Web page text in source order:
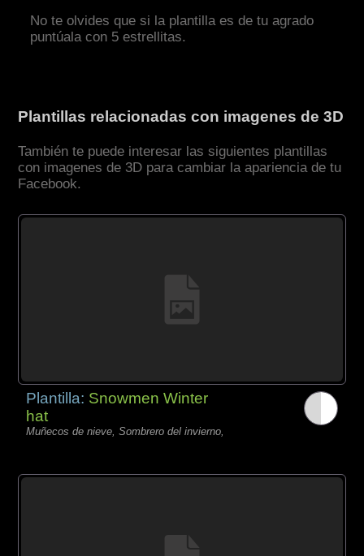
No te olvides que si la plantilla es de tu agrado
puntúala con 5 estrellitas.
Plantillas relacionadas con imagenes de 3D
También te puede interesar las siguientes plantillas
con imagenes de 3D para cambiar la apariencia de tu
Facebook.
Plantilla: Snowmen Winter
hat
Muñecos de nieve, Sombrero del invierno,